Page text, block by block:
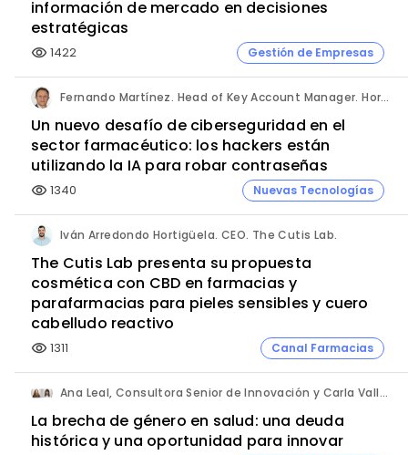
información de mercado en decisiones
estratégicas
visibility 1422 Gestión de Empresas
Fernando Martínez. Head of Key Account Manager. Hornetsecurity.
Un nuevo desafío de ciberseguridad en el
sector farmacéutico: los hackers están
utilizando la IA para robar contraseñas
visibility 1340 Nuevas Tecnologías
Iván Arredondo Hortigüela. CEO. The Cutis Lab.
The Cutis Lab presenta su propuesta
cosmética con CBD en farmacias y
parafarmacias para pieles sensibles y cuero
cabelludo reactivo
visibility 1311 Canal Farmacias
Ana Leal, Consultora Senior de Innovación y Carla Vallès, Manager. ANIMA.
La brecha de género en salud: una deuda
histórica y una oportunidad para innovar